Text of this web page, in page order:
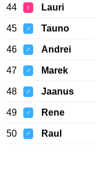
44 ♀ Lauri
45 ♂ Tauno
46 ♂ Andrei
47 ♂ Marek
48 ♂ Jaanus
49 ♂ Rene
50 ♂ Raul